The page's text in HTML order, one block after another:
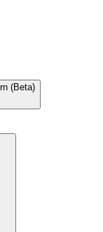
(Beta)